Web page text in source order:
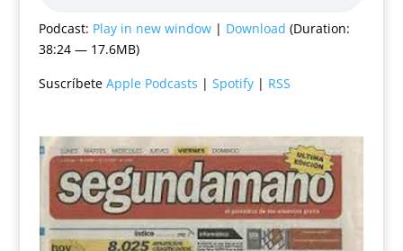
Podcast: Play in new window| Download (Duration:
38:24 — 17.6MB)
Suscríbete Apple Podcasts | Spotify| RSS